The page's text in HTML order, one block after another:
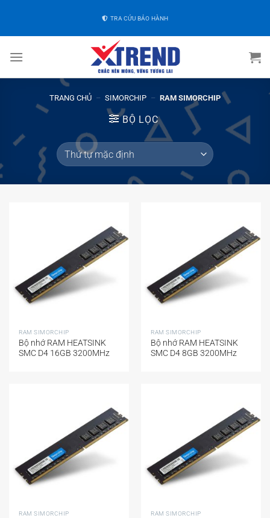
TRA CỨU BẢO HÀNH
TRANG CHỦ – SIMORCHIP – RAM SIMORCHIP
BỘ LỌC
RAM SIMORCHIP
Bộ nhớ RAM HEATSINK
SMC D4 16GB 3200MHz
RAM SIMORCHIP
Bộ nhớ RAM HEATSINK
SMC D4 8GB 3200MHz
RAM SIMORCHIP RAM SIMORCHIP